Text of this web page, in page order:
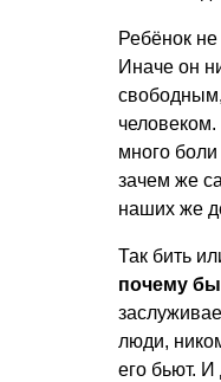
Ребёнок
Иначе он
много
зачем же
наших же
Так бить
почему
люди,
его бьют.